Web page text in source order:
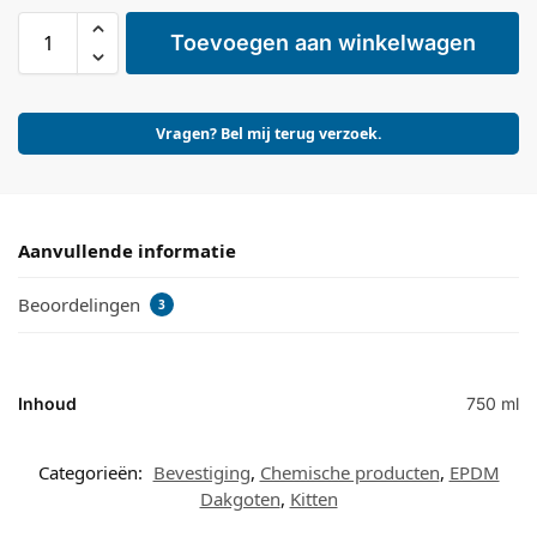
Toevoegen aan winkelwagen
Vragen? Bel mij terug verzoek.
Aanvullende informatie
Beoordelingen 3
Inhoud 750 ml
Categorieën: Bevestiging, Chemische producten, EPDM
Dakgoten, Kitten